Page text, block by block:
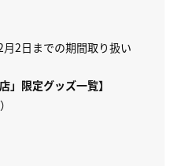
2日までの期間取り扱い
」限定グッズ一覧】